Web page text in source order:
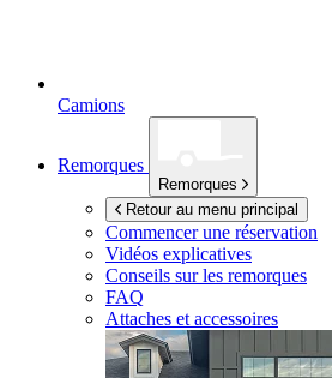
Camions
Remorques
Remorques
Retour au menu principal
Commencer une réservation
Vidéos explicatives
Conseils sur les remorques
FAQ
Attaches et accessoires